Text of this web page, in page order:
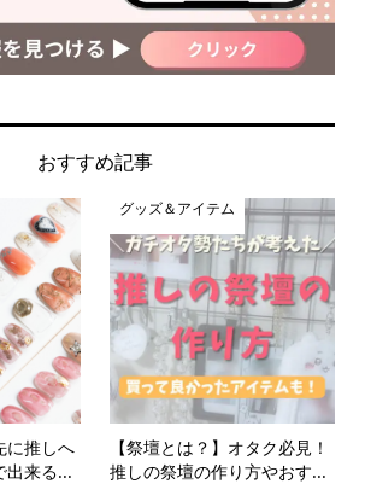
おすすめ記事
に推しへ
出来る...
グッズ＆アイテム
【祭壇とは？】オタク必見！
推しの祭壇の作り方やおす...